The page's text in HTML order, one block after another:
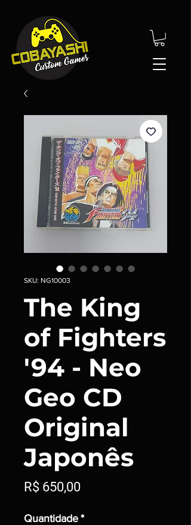
SKU: NG10003
The King
of Fighters
'94 - Neo
Geo CD
Original
Japonês
R$ 650,00Preço
Quantidade *